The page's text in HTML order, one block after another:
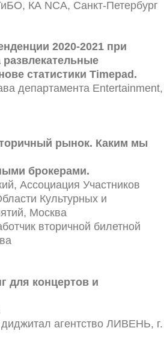
КА NCA, Санкт-Петербург
2020-2021 при
развлекательные
статистики Timepad.
департамента Entertainment,
рынок. Каким мы
брокерами.
Ассоциация Участников
Культурных и
Москва
вторичной билетной
для концертов и
агентство ЛИВЕНЬ, г.